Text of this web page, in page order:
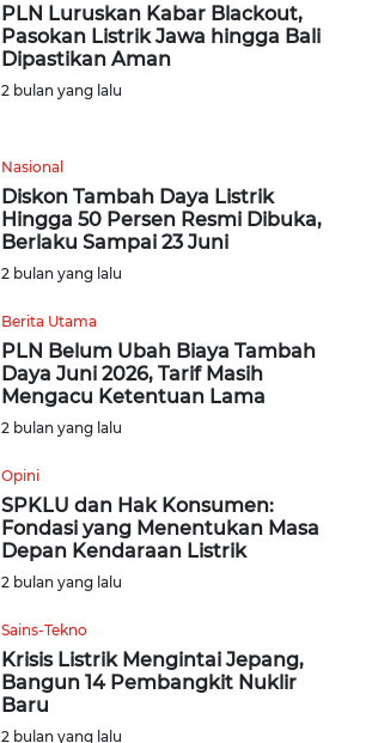
PLN Luruskan Kabar Blackout,
Pasokan Listrik Jawa hingga Bali
Dipastikan Aman
2 bulan yang lalu
Nasional
Diskon Tambah Daya Listrik
Hingga 50 Persen Resmi Dibuka,
Berlaku Sampai 23 Juni
2 bulan yang lalu
Berita Utama
PLN Belum Ubah Biaya Tambah
Daya Juni 2026, Tarif Masih
Mengacu Ketentuan Lama
2 bulan yang lalu
Opini
SPKLU dan Hak Konsumen:
Fondasi yang Menentukan Masa
Depan Kendaraan Listrik
2 bulan yang lalu
Sains-Tekno
Krisis Listrik Mengintai Jepang,
Bangun 14 Pembangkit Nuklir
Baru
2 bulan yang lalu